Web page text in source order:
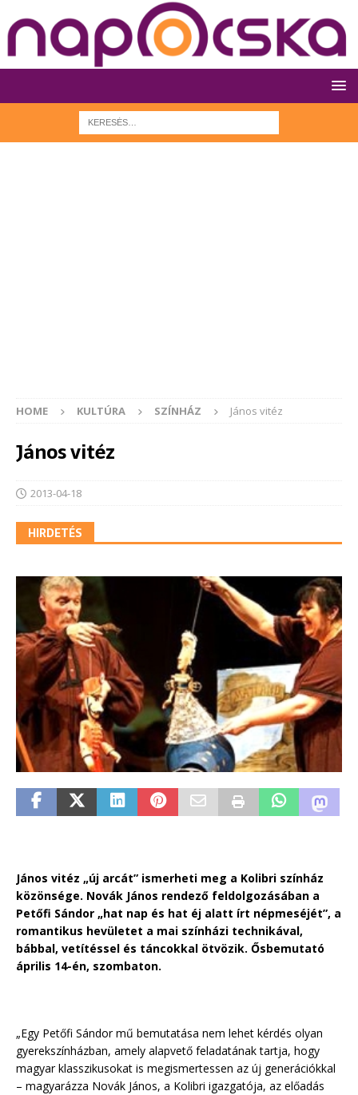
HOME KULTÚRA SZÍNHÁZ János vitéz
János vitéz
2013-04-18
HIRDETÉS
János vitéz „új arcát” ismerheti meg a Kolibri színház
közönsége. Novák János rendező feldolgozásában a
Petőfi Sándor „hat nap és hat éj alatt írt népmeséjét”, a
romantikus hevületet a mai színházi technikával,
bábbal, vetítéssel és táncokkal ötvözik. Ősbemutató
április 14-én, szombaton.
„Egy Petőfi Sándor mű bemutatása nem lehet kérdés olyan
gyerekszínházban, amely alapvető feladatának tartja, hogy
magyar klasszikusokat is megismertessen az új generációkkal
– magyarázza Novák János, a Kolibri igazgatója, az előadás